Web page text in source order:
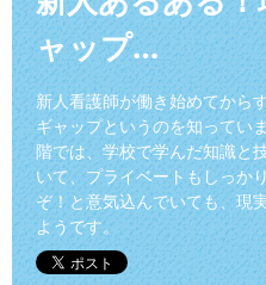
ャップ…
新人看護師が働き始めてから
ギャップというのを知ってい
階では、学校で学んだ知識と
いて、プライベートもしっか
ぞ！と意気込んでいても、現
ようです。